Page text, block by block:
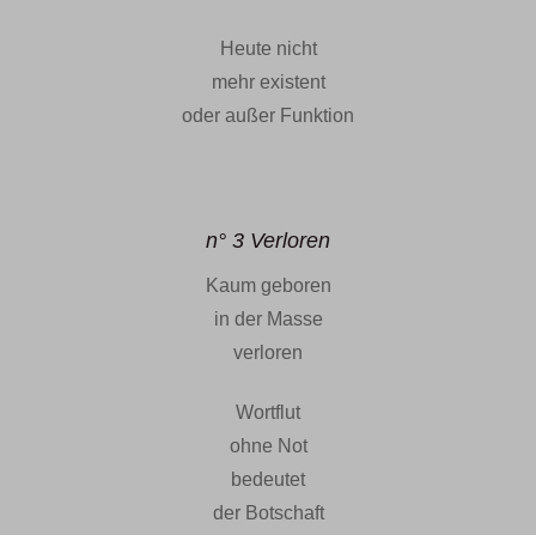
Heute nicht
mehr existent
oder außer Funktion
n° 3 Verloren
Kaum geboren
in der Masse
verloren
Wortflut
ohne Not
bedeutet
der Botschaft